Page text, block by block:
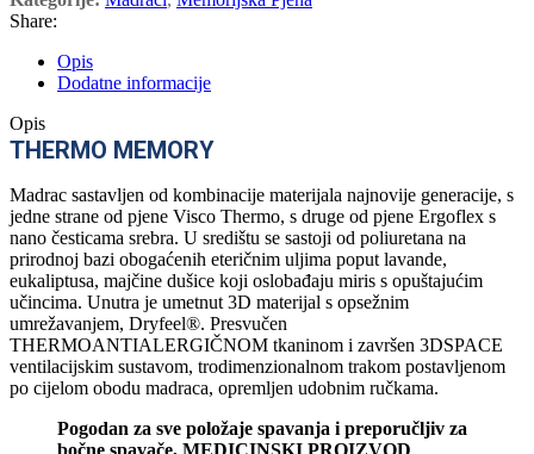
Share:
Opis
Dodatne informacije
Opis
THERMO MEMORY
Madrac sastavljen od kombinacije materijala najnovije generacije, s
jedne strane od pjene Visco Thermo, s druge od pjene Ergoflex s
nano česticama srebra. U središtu se sastoji od poliuretana na
prirodnoj bazi obogaćenih eteričnim uljima poput lavande,
eukaliptusa, majčine dušice koji oslobađaju miris s opuštajućim
učincima. Unutra je umetnut 3D materijal s opsežnim
umrežavanjem, Dryfeel®. Presvučen
THERMOANTIALERGIČNOM tkaninom i završen 3DSPACE
ventilacijskim sustavom, trodimenzionalnom trakom postavljenom
po cijelom obodu madraca, opremljen udobnim ručkama.
Pogodan za sve položaje spavanja i preporučljiv za